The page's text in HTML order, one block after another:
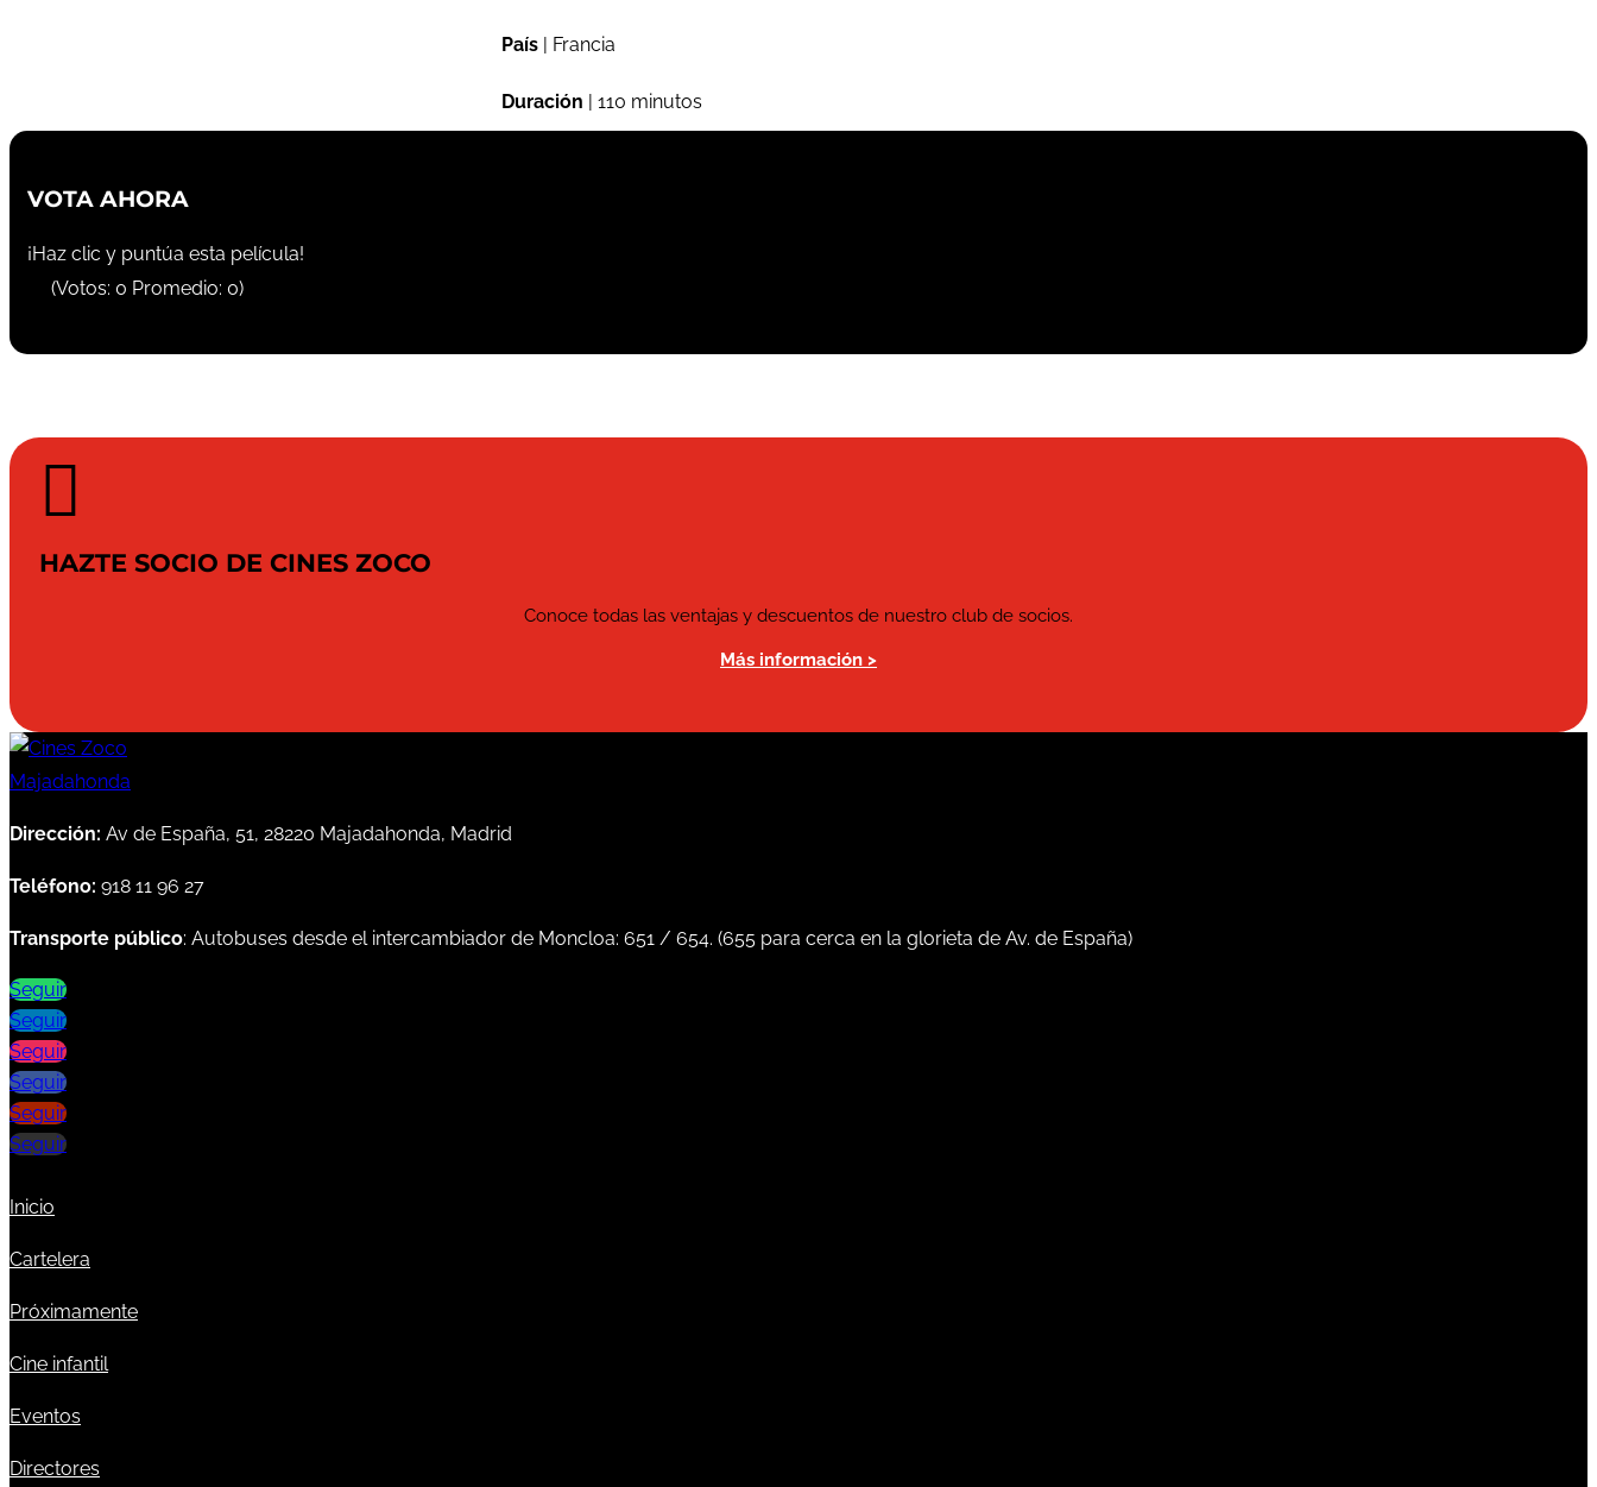
País | Francia
Duración | 110 minutos
VOTA AHORA
¡Haz clic y puntúa esta película!
(Votos: 0 Promedio: 0)

HAZTE SOCIO DE CINES ZOCO
Conoce todas las ventajas y descuentos de nuestro club de socios.
Más información >
Dirección: Av de España, 51, 28220 Majadahonda, Madrid
Teléfono: 918 11 96 27
Transporte público: Autobuses desde el intercambiador de Moncloa: 651 / 654. (655 para cerca en la glorieta de Av. de España)
Seguir
Seguir
Seguir
Seguir
Seguir
Seguir
Inicio
Cartelera
Próximamente
Cine infantil
Eventos
Directores